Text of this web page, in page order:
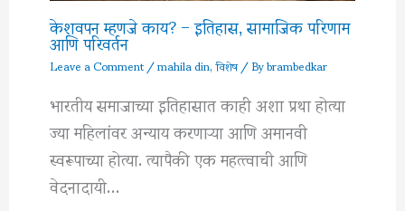
केशवपन म्हणजे काय? – इतिहास, सामाजिक परिणाम
आणि परिवर्तन
Leave a Comment/mahila din,विशेष/ Bybrambedkar
भारतीय समाजाच्या इतिहासात काही अशा प्रथा होत्या
ज्या महिलांवर अन्याय करणाऱ्या आणि अमानवी
स्वरूपाच्या होत्या. त्यापैकी एक महत्त्वाची आणि
वेदनादायी…